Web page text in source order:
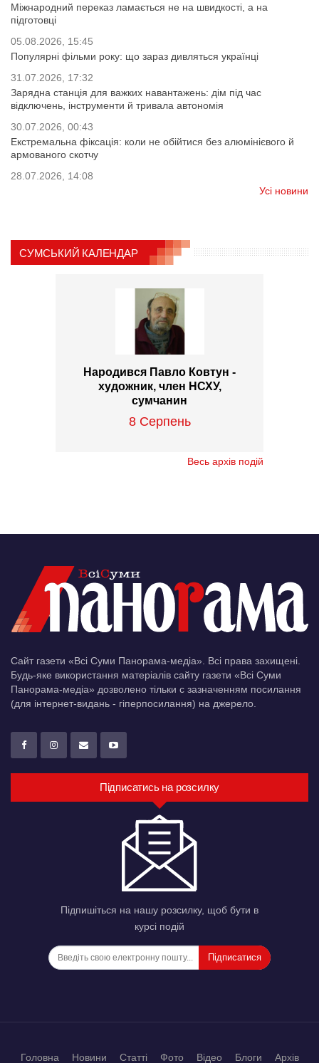
Міжнародний переказ ламається не на швидкості, а на
підготовці
05.08.2026, 15:45
Популярні фільми року: що зараз дивляться українці
31.07.2026, 17:32
Зарядна станція для важких навантажень: дім під час
відключень, інструменти й тривала автономія
30.07.2026, 00:43
Екстремальна фіксація: коли не обійтися без алюмінієвого й
армованого скотчу
28.07.2026, 14:08
Усі новини
СУМСЬКИЙ КАЛЕНДАР
Народився Павло Ковтун -
художник, член НСХУ,
сумчанин
8 Серпень
Весь архів подій
Сайт газети «Всі Суми Панорама-медіа». Всі права захищені.
Будь-яке використання матеріалів сайту газети «Всі Суми
Панорама-медіа» дозволено тільки c зазначенням посилання
(для інтернет-видань - гіперпосилання) на джерело.
Підписатись на розсилку
Підпишіться на нашу розсилку, щоб бути в
курсі подій
Підписатися
Головна Новини Статті Фото Відео Блоги Архів